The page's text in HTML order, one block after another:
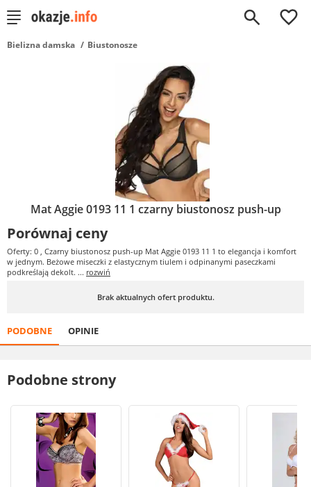
0
Bielizna damska Biustonosze
Mat Aggie 0193 11 1 czarny biustonosz push-up
Porównaj ceny
Oferty: 0 , Czarny biustonosz push-up Mat Aggie 0193 11 1 to elegancja i komfort
w jednym. Beżowe miseczki z elastycznym tiulem i odpinanymi paseczkami
podkreślają dekolt. ... rozwiń
Brak aktualnych ofert produktu.
PODOBNE OPINIE
Podobne strony